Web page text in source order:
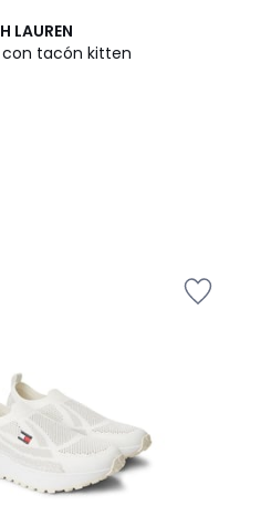
LAUREN
con tacón kitten